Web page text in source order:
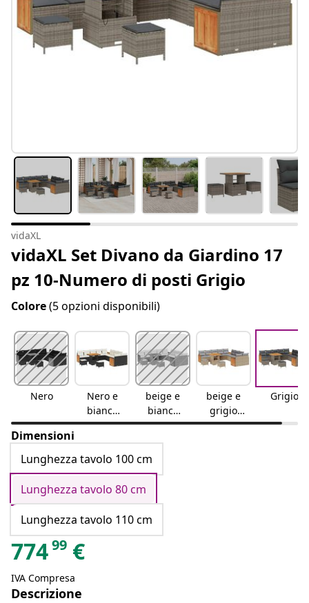
vidaXL
vidaXL Set Divano da Giardino 17
pz 10-Numero di posti Grigio
Colore(5 opzioni disponibili)
Nero
Nero e
bianco
crema
beige e
bianco
crema
beige e
grigio
chiaro
Grigio
Dimensioni
Lunghezza tavolo 100 cm
Lunghezza tavolo 80 cm
Lunghezza tavolo 110 cm
77499 €
IVA Compresa
Descrizione